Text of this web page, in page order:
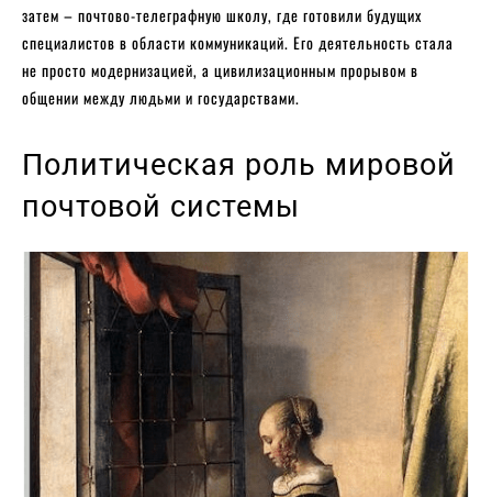
затем – почтово-телеграфную школу, где готовили будущих
специалистов в области коммуникаций. Его деятельность стала
не просто модернизацией, а цивилизационным прорывом в
общении между людьми и государствами.
Политическая роль мировой
почтовой системы